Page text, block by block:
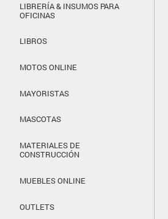
LIBRERÍA & INSUMOS PARA
OFICINAS
LIBROS
MOTOS ONLINE
MAYORISTAS
MASCOTAS
MATERIALES DE
CONSTRUCCIÓN
MUEBLES ONLINE
OUTLETS